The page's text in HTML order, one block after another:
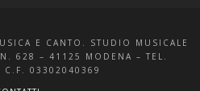
E CANTO. STUDIO MUSICALE
628 – 41125 MODENA – TEL.
03302040369